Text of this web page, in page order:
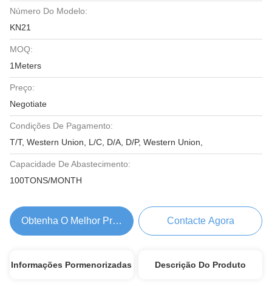
Número Do Modelo:
KN21
MOQ:
1Meters
Preço:
Negotiate
Condições De Pagamento:
T/T, Western Union, L/C, D/A, D/P, Western Union,
Capacidade De Abastecimento:
100TONS/MONTH
Obtenha O Melhor Preço Contacte Agora
Informações Pormenorizadas Descrição Do Produto